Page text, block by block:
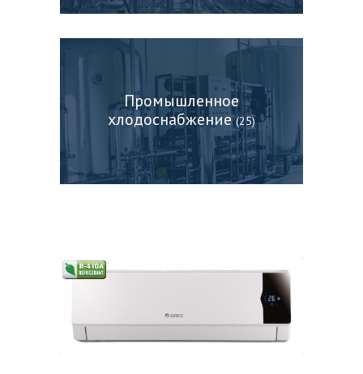
Промышленное
хлодоснабжение(25)